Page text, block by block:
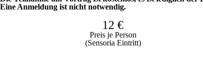
Eine Anmeldung ist nicht notwendig.
12 €
Preis je Person
(Sensoria Eintritt)